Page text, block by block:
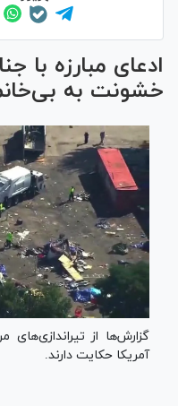
ادعای مبارزه با
خشونت به
گزارش‌ها از
آمریکا حکایت دارند.